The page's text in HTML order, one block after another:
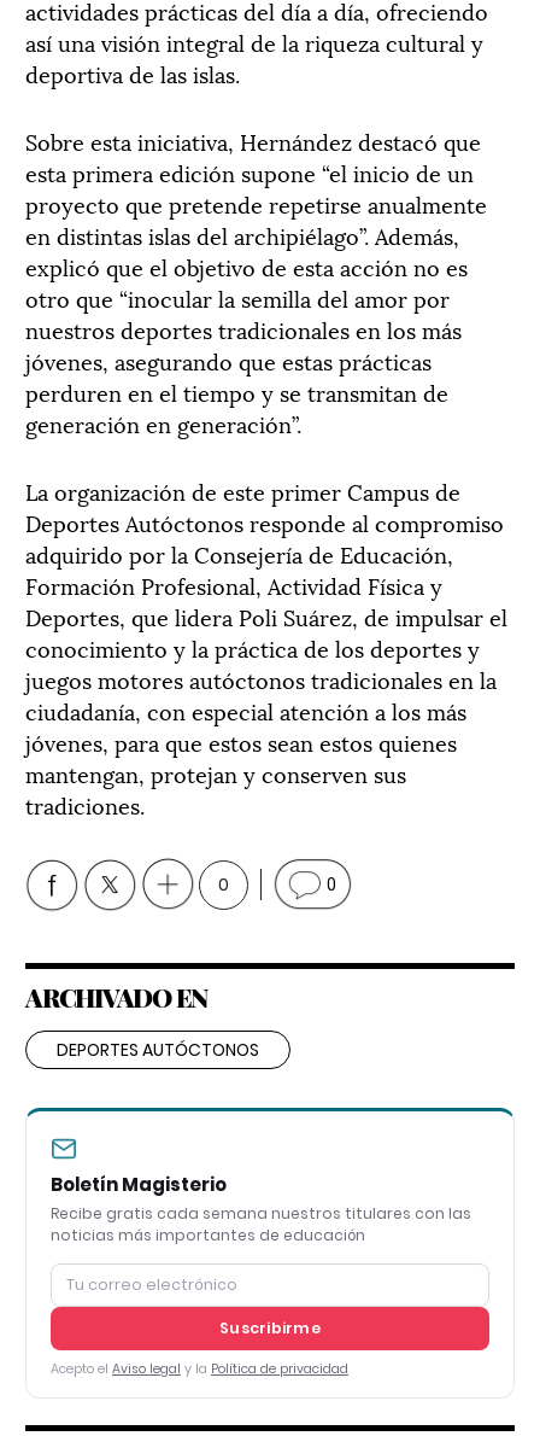
actividades prácticas del día a día, ofreciendo
así una visión integral de la riqueza cultural y
deportiva de las islas.
Sobre esta iniciativa, Hernández destacó que
esta primera edición supone “el inicio de un
proyecto que pretende repetirse anualmente
en distintas islas del archipiélago”. Además,
explicó que el objetivo de esta acción no es
otro que “inocular la semilla del amor por
nuestros deportes tradicionales en los más
jóvenes, asegurando que estas prácticas
perduren en el tiempo y se transmitan de
generación en generación”.
La organización de este primer Campus de
Deportes Autóctonos responde al compromiso
adquirido por la Consejería de Educación,
Formación Profesional, Actividad Física y
Deportes, que lidera Poli Suárez, de impulsar el
conocimiento y la práctica de los deportes y
juegos motores autóctonos tradicionales en la
ciudadanía, con especial atención a los más
jóvenes, para que estos sean estos quienes
mantengan, protejan y conserven sus
tradiciones.
0 0
ARCHIVADO EN
DEPORTES AUTÓCTONOS
Boletín Magisterio
Recibe gratis cada semana nuestros titulares con las
noticias más importantes de educación
Suscribirme
Acepto el Aviso legal y la Política de privacidad